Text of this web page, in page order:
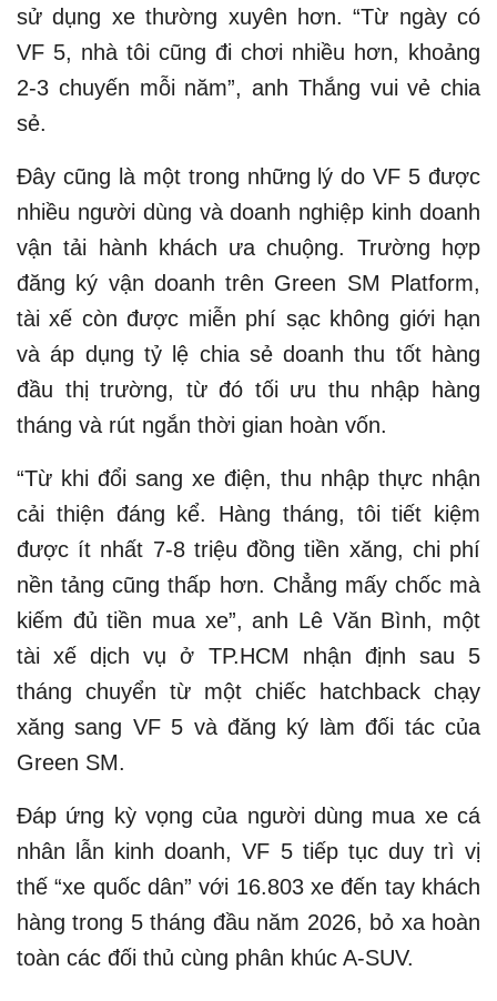
sử dụng xe thường xuyên hơn. “Từ ngày có
VF 5, nhà tôi cũng đi chơi nhiều hơn, khoảng
2-3 chuyến mỗi năm”, anh Thắng vui vẻ chia
sẻ.
Đây cũng là một trong những lý do VF 5 được
nhiều người dùng và doanh nghiệp kinh doanh
vận tải hành khách ưa chuộng. Trường hợp
đăng ký vận doanh trên Green SM Platform,
tài xế còn được miễn phí sạc không giới hạn
và áp dụng tỷ lệ chia sẻ doanh thu tốt hàng
đầu thị trường, từ đó tối ưu thu nhập hàng
tháng và rút ngắn thời gian hoàn vốn.
“Từ khi đổi sang xe điện, thu nhập thực nhận
cải thiện đáng kể. Hàng tháng, tôi tiết kiệm
được ít nhất 7-8 triệu đồng tiền xăng, chi phí
nền tảng cũng thấp hơn. Chẳng mấy chốc mà
kiếm đủ tiền mua xe”, anh Lê Văn Bình, một
tài xế dịch vụ ở TP.HCM nhận định sau 5
tháng chuyển từ một chiếc hatchback chạy
xăng sang VF 5 và đăng ký làm đối tác của
Green SM.
Đáp ứng kỳ vọng của người dùng mua xe cá
nhân lẫn kinh doanh, VF 5 tiếp tục duy trì vị
thế “xe quốc dân” với 16.803 xe đến tay khách
hàng trong 5 tháng đầu năm 2026, bỏ xa hoàn
toàn các đối thủ cùng phân khúc A-SUV.